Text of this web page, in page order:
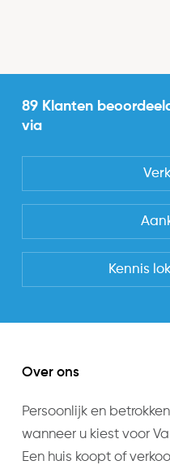
89 Klanten
via
Kennis
Over ons
Persoonlijk en
wanneer u kiest voor
Een huis koopt of